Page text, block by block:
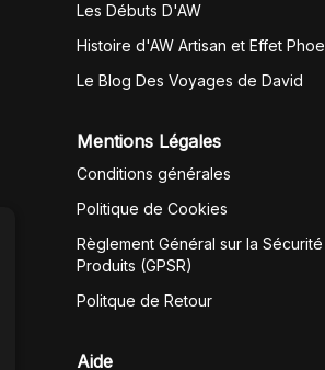
Les Débuts D'AW
Histoire d'AW Artisan et Effet
Le Blog Des Voyages de David
Mentions Légales
Conditions générales
Politique de Cookies
Règlement Général sur la
Produits (GPSR)
Politque de Retour
Aide